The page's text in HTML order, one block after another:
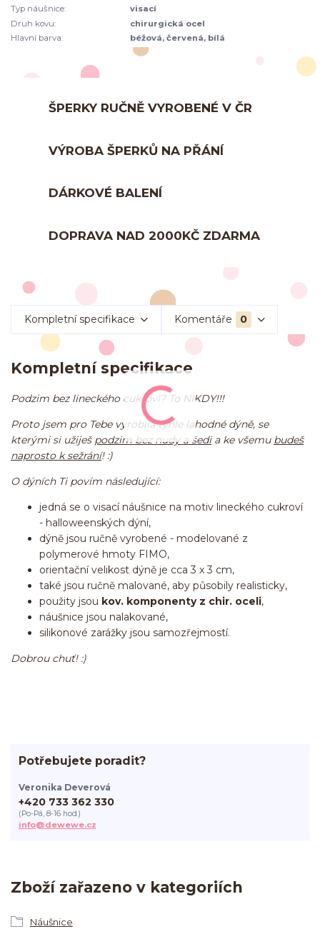
Typ náušnice:
visací
Druh kovu:
chirurgická ocel
Hlavní barva:
béžová, červená, bílá
ŠPERKY RUČNĚ VYROBENÉ V ČR
VÝROBA ŠPERKŮ NA PŘÁNÍ
DÁRKOVÉ BALENÍ
DOPRAVA NAD 2000KČ ZDARMA
Kompletní specifikace Komentáře 0
Kompletní specifikace
Podzim bez lineckého cukroví? To NIKDY!!!
Proto jsem pro Tebe vyrobila tyhle lahodné dýně, se
kterými si užiješ podzim bez nudy a šedia ke všemu budeš
naprosto k sežrání! :)
O dýních Ti povím následující:
jedná se o visací náušnice na motiv lineckého cukroví
- halloweenských dýní,
dýně jsou ručně vyrobené - modelované z
polymerové hmoty FIMO,
orientační velikost dýně je cca 3 x 3 cm,
také jsou ručně malované, aby působily realisticky,
použity jsou kov. komponenty z chir. oceli,
náušnice jsou nalakované,
silikonové zarážky jsou samozřejmostí.
Dobrou chuť! :)
Zboží zařazeno v kategoriích
Náušnice
Potřebujete poradit?
Veronika Deverová
+420 733 362 330
(Po-Pá, 8-16 hod.)
info@dewewe.cz